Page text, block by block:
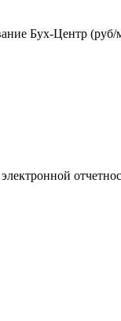
Бух-Центр (руб/